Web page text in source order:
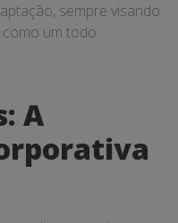
sempre visando
um todo.
A